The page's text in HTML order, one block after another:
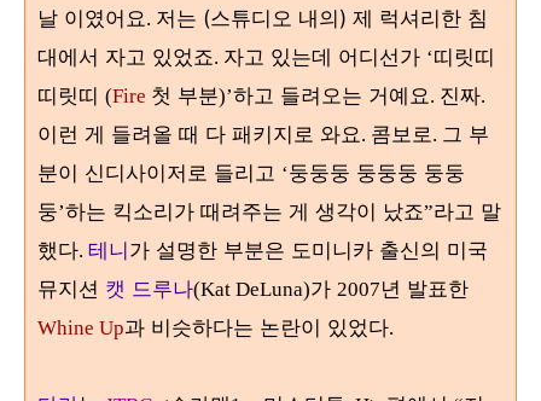
날 이였어요. 저는 (스튜디오 내의) 제 럭셔리한 침
대에서 자고 있었죠. 자고 있는데 어디선가 ‘띠릿띠
띠릿띠 (Fire 첫 부분)’하고 들려오는 거예요. 진짜.
이런 게 들려올 때 다 패키지로 와요. 콤보로. 그 부
분이 신디사이저로 들리고 ‘둥둥둥 둥둥둥 둥둥
둥’하는 킥소리가 때려주는 게 생각이 났죠”라고 말
했다. 테니가 설명한 부분은 도미니카 출신의 미국
뮤지션 캣 드루나(Kat DeLuna)가 2007년 발표한
Whine Up과 비슷하다는 논란이 있었다.